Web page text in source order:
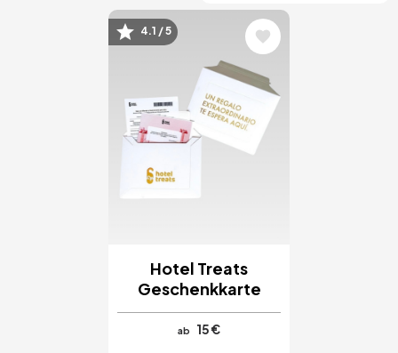
Bild4.1 / 5
Hotel Treats
Geschenkkarte
ab 15 €